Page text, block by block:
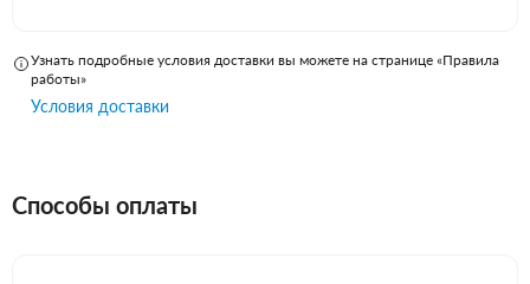
Узнать подробные условия доставки вы можете на странице «Правила
работы»
Условия доставки
Способы оплаты